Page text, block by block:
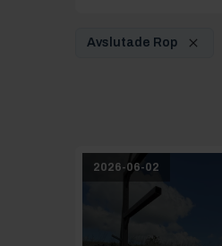
Avslutade Rop
2026-06-02